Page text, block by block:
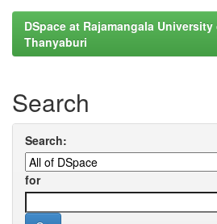
DSpace at Rajamangala
Thanyaburi
Search
Search:
for